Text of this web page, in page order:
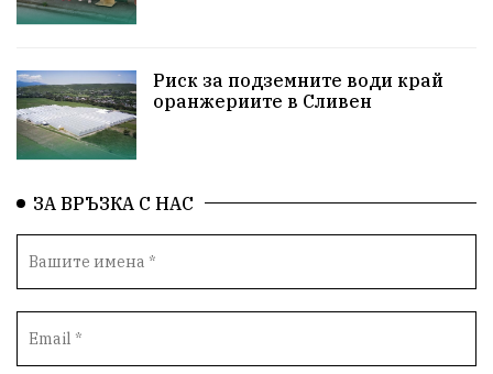
ПътнаБезопасност Магнитски Санкции
ОколнаСреда
Общност ИсторическиПарк ВоенноВреме
Космос ВоднаКриза Вода Мир
Безопастност
Риск за подземните води край
оранжериите в Сливен
ЗА ВРЪЗКА С НАС